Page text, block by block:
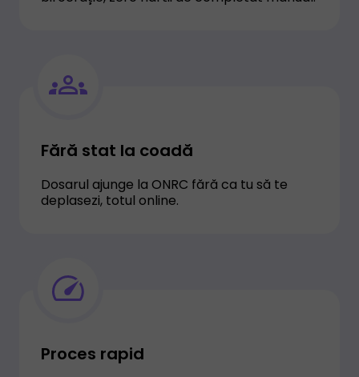
Fără stat la coadă
Dosarul ajunge la ONRC fără ca tu să te
deplasezi, totul online.
Proces rapid